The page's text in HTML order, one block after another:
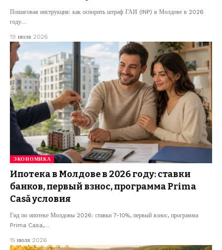
Пошаговая инструкция: как оспорить штраф ГАИ (INP) в Молдове в 2026
году…
19 июля 2026
ЭКОНОМИКА
Ипотека в Молдове в 2026 году: ставки
банков, первый взнос, программа Prima
Casă условия
Гид по ипотеке Молдовы 2026: ставки 7-10%, первый взнос, программа
Prima Casa,…
15 июля 2026